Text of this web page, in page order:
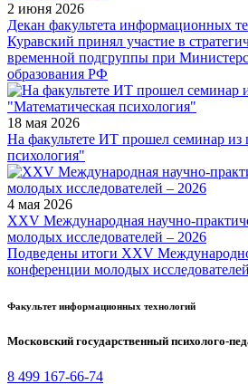
2 июня 2026
Декан факультета информационных
Куравский принял участие в
временной подгруппы при
образования РФ
18 мая 2026
На факультете ИТ прошел семинар из
психология"
4 мая 2026
XXV Международная научно-
молодых исследователей – 2026
Подведены итоги XXV
конференции молодых
Факультет информационных технологий
Московский государственный психолого-
8 499 167-66-74